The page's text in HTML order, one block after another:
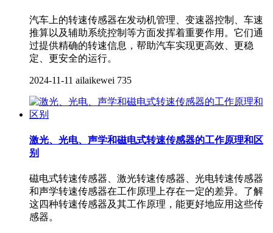
汽车上的转速传感器在发动机管理、变速器控制、车速
推算以及辅助系统控制等方面发挥着重要作用。它们通
过提供精确的转速信息，帮助汽车实现更高效、更稳
定、更安全的运行。
2024-11-11 ailaikewei 735
激光、光电、声学和磁电式转速传感器的工作原理和区
别
磁电式转速传感器、激光转速传感器、光电转速传感器
和声学转速传感器在工作原理上存在一定的差异。了解
这四种转速传感器及其工作原理，能更好地应用这些传
感器。